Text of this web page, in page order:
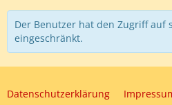
Der Benutzer hat den Zugriff auf
eingeschränkt.
Datenschutzerklärung